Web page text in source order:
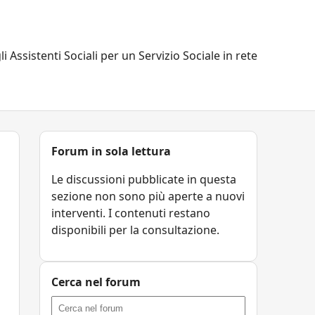
Assistenti Sociali per un Servizio Sociale in rete
Forum in sola lettura
Le discussioni pubblicate in questa
sezione non sono più aperte a nuovi
interventi. I contenuti restano
disponibili per la consultazione.
Cerca nel forum